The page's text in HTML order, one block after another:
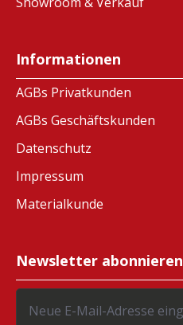
Informationen
AGBs Privatkunden
AGBs Geschäftskunden
Datenschutz
Impressum
Materialkunde
Newsletter abonnieren